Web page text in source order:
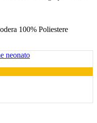
100% Poliestere